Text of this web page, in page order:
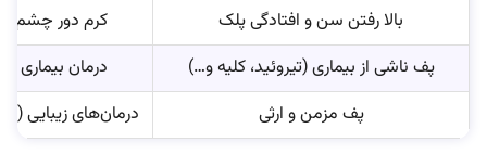
بالا رفتن سن و افتادگی پلک
کرم دور چشم،
پف ناشی از بیماری (تیروئید، کلیه و…)
درمان بیماری
پف مزمن و ارثی
درمان‌های زیبایی